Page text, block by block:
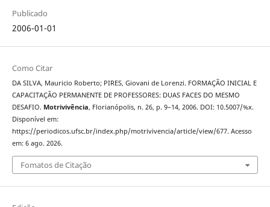
Publicado
2006-01-01
Como Citar
DA SILVA, Mauricio Roberto; PIRES, Giovani de Lorenzi. FORMAÇÃO INICIAL E
CAPACITAÇÃO PERMANENTE DE PROFESSORES: DUAS FACES DO MESMO
DESAFIO. Motrivivência, Florianópolis, n. 26, p. 9–14, 2006. DOI: 10.5007/%x.
Disponível em:
https://periodicos.ufsc.br/index.php/motrivivencia/article/view/677. Acesso
em: 6 ago. 2026.
Fomatos de Citação